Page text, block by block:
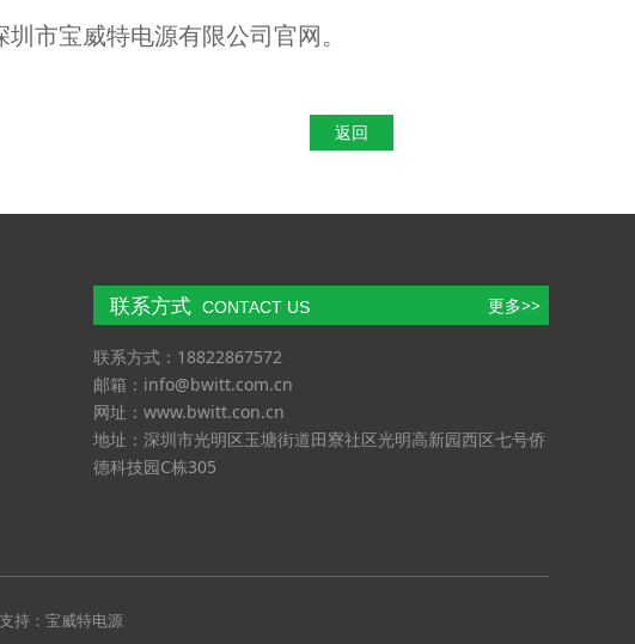
市宝威特电源有限公司官网。
返回
联系方式 CONTACT US 更多>>
联系方式：18822867572
邮箱：info@bwitt.com.cn
网址：www.bwitt.con.cn
地址：深圳市光明区玉塘街道田寮社区光明高新园西区七号侨
德科技园C栋305
持：宝威特电源